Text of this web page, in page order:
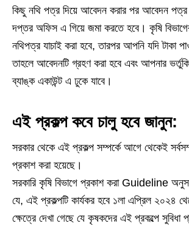
কিছু নথি পত্র দিয়ে আবেদন করার পর আবেদন
দপ্তর অফিস এ গিয়ে জমা করতে হবে। কৃষি
নথিপত্র যাচাই করা হবে, তারপর আপনি যদি টাকা
তাহলে আবেদনটি গ্রহণ করা হবে এবং আপনার
ব্যাঙ্ক একাউন্ট এ ঢুকে যাবে।
এই প্রকল্প কবে চালু হবে জানুন:
সরকার থেকে এই প্রকল্প সম্পর্কে আগে থেকেই
প্রকাশ করা হয়েছে।
সরকারি কৃষি বিভাগে প্রকাশ করা Guideline
যে, এই প্রকল্পটি কার্যকর হবে ১লা এপ্রিল ২০২৪
ক্ষেত্রে দেখা গেছে যে কৃষকদের এই প্রকল্পে সুবিধা